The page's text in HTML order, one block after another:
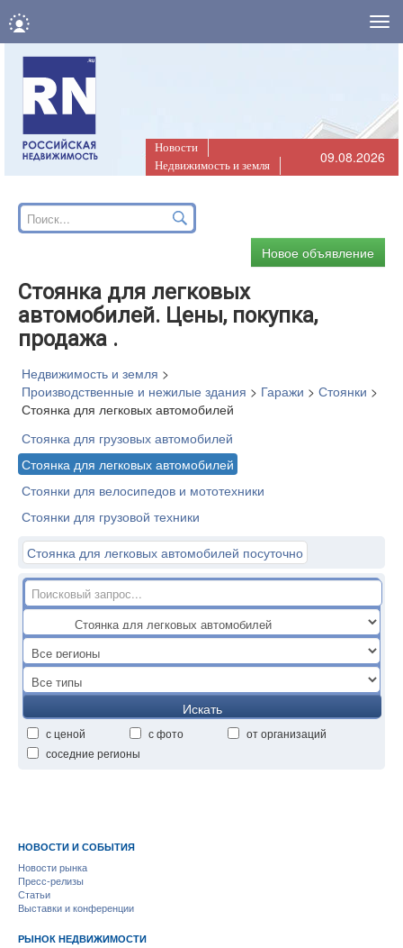
Новости
Недвижимость и земля
09.08.2026
Новое объявление
Стоянка для легковых
автомобилей. Цены, покупка,
продажа .
Недвижимость и земля >
Производственные и нежилые здания > Гаражи > Стоянки >
Стоянка для легковых автомобилей
Стоянка для грузовых автомобилей
Стоянка для легковых автомобилей
Стоянки для велосипедов и мототехники
Стоянки для грузовой техники
Стоянка для легковых автомобилей посуточно
Искать
с ценой с фото
от организаций
соседние регионы
НОВОСТИ И СОБЫТИЯ
Новости рынка
Пресс-релизы
Статьи
Выставки и конференции
РЫНОК НЕДВИЖИМОСТИ